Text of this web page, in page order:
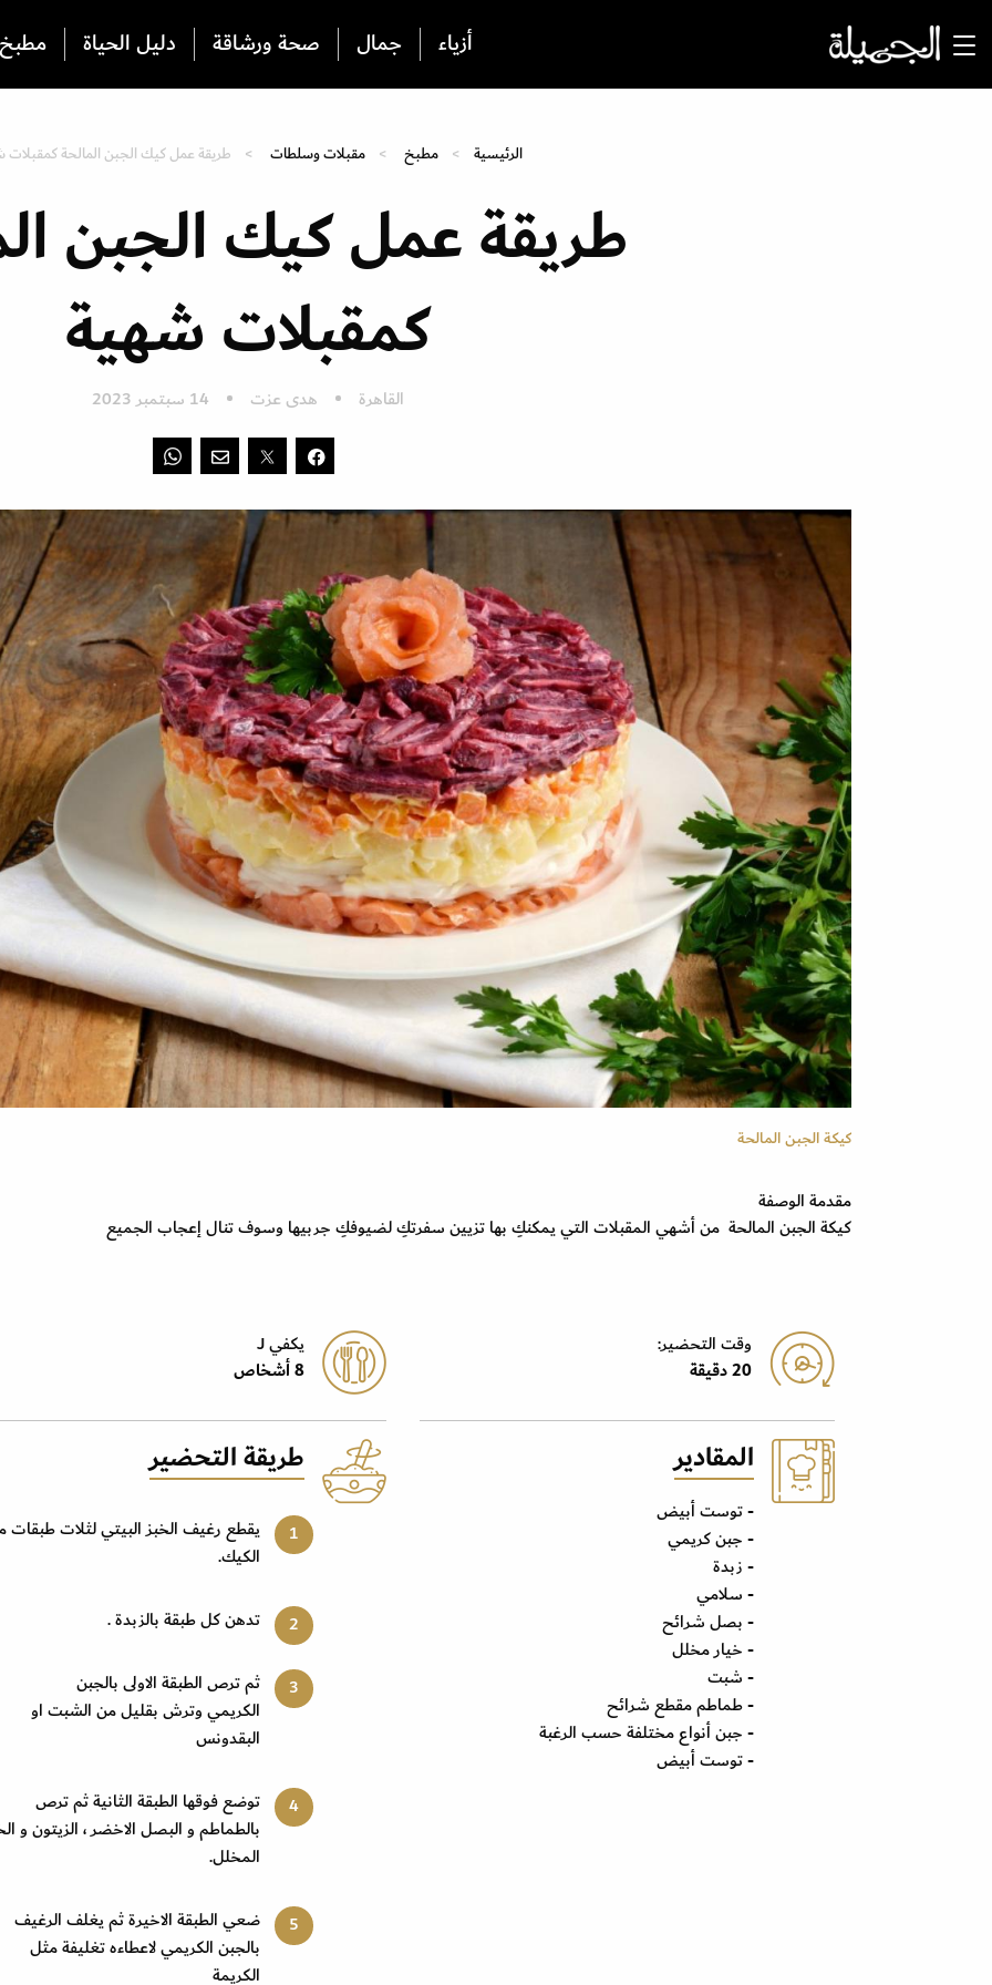
أزياء جمال صحة ورشاقة دليل الحياة
الرئيسية مطبخ مقبلات وسلطات طريقة عمل كيك الجبن المالحة كمقبلات
طريقة عمل كيك الجبن
كمقبلات شهية
القاهرة هدى عزت 14 سبتمبر 2023
كيكة الجبن المالحة
مقدمة الوصفة
كيكة الجبن المالحة من أشهي المقبلات التي يمكنكِ بها تزيين سفرتكِ لضيوفكِ جربيها وسوف تنال إعجاب الجميع
وقت التحضير:
20 دقيقة
المقادير
- توست أبيض
- جبن كريمي
- زبدة
- سلامي
- بصل شرائح
- خيار مخلل
- شبت
- طماطم مقطع شرائح
- جبن أنواع مختلفة حسب الرغبة
- توست أبيض
يكفي J
8 أشخاص
طريقة التحضير
يقطع رغيف الخبز البيتي لثلات طبقات
الكيك.
تدهن كل طبقة بالزبدة .
ثم ترص الطبقة الاولى بالجبن
الكريمي وترش بقليل من الشبت او
البقدونس
توضع فوقها الطبقة الثانية ثم ترص
بالطماطم و البصل الاخضر ، الزيتون و
المخلل.
ضعي الطبقة الاخيرة ثم يغلف الرغيف
بالجبن الكريمي لاعطاءه تغليفة مثل
الكريمة